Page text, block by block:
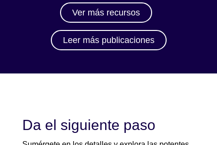
Ver más recursos
Leer más publicaciones
Da el siguiente paso